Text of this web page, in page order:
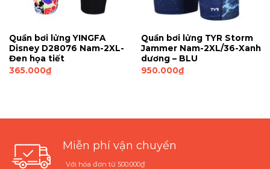
Quần bơi lửng YINGFA
Disney D28076 Nam-2XL-
Đen họa tiết
365.000₫
Quần bơi lửng TYR Storm
Jammer Nam-2XL/36-Xanh
dương – BLU
950.000₫
Miễn phí vận chuyển
Với hóa đơn từ 500.000₫